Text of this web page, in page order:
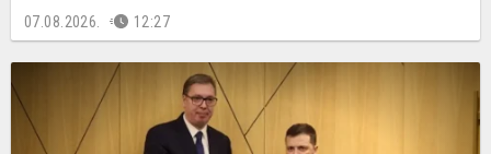
07.08.2026. 12:27